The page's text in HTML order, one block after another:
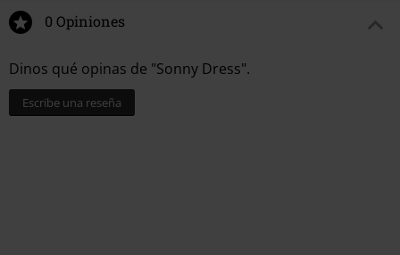
0 Opiniones
Dinos qué opinas de "Sonny Dress".
Escribe una reseña